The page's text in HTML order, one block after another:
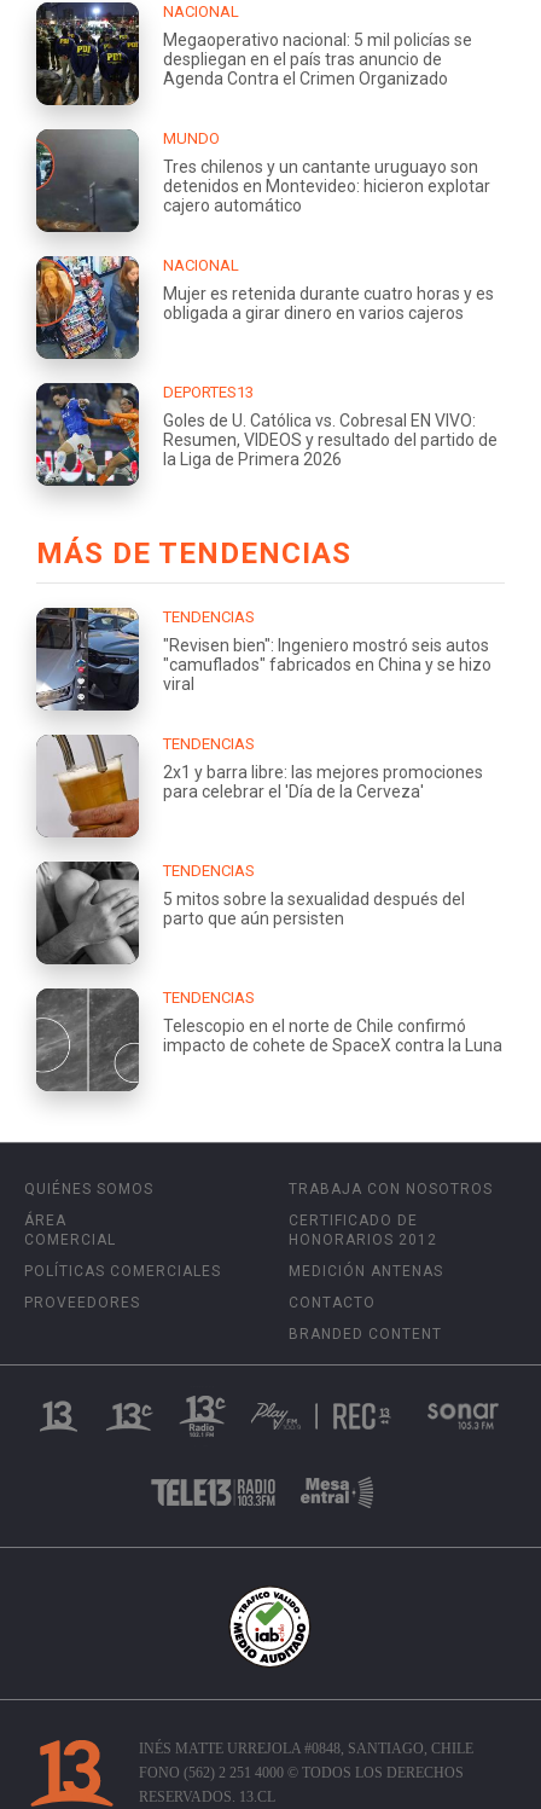
NACIONAL
Megaoperativo nacional: 5 mil policías se
despliegan en el país tras anuncio de
Agenda Contra el Crimen Organizado
MUNDO
Tres chilenos y un cantante uruguayo son
detenidos en Montevideo: hicieron explotar
cajero automático
NACIONAL
Mujer es retenida durante cuatro horas y es
obligada a girar dinero en varios cajeros
DEPORTES13
Goles de U. Católica vs. Cobresal EN VIVO:
Resumen, VIDEOS y resultado del partido de
la Liga de Primera 2026
MÁS DE TENDENCIAS
TENDENCIAS
"Revisen bien": Ingeniero mostró seis autos
"camuflados" fabricados en China y se hizo
viral
TENDENCIAS
2x1 y barra libre: las mejores promociones
para celebrar el 'Día de la Cerveza'
TENDENCIAS
5 mitos sobre la sexualidad después del
parto que aún persisten
TENDENCIAS
Telescopio en el norte de Chile confirmó
impacto de cohete de SpaceX contra la Luna
QUIÉNES SOMOS
ÁREA
COMERCIAL
POLÍTICAS COMERCIALES
PROVEEDORES
TRABAJA CON NOSOTROS
CERTIFICADO DE
HONORARIOS 2012
MEDICIÓN ANTENAS
CONTACTO
BRANDED CONTENT
INÉS MATTE URREJOLA #0848, SANTIAGO, CHILE
FONO (562) 2 251 4000 © TODOS LOS DERECHOS
RESERVADOS. 13.CL